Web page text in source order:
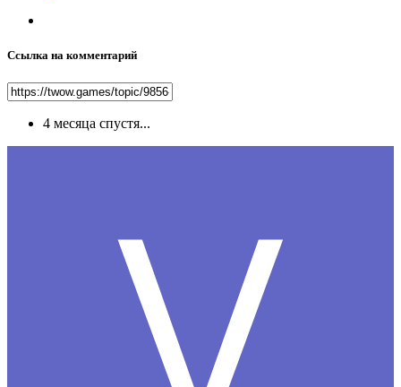
Ссылка на комментарий
4 месяца спустя...